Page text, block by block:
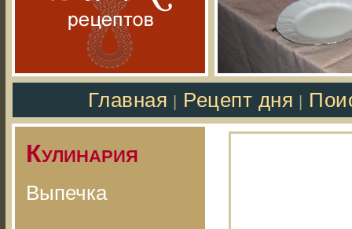
Главная Рецепт дня
Кулинария
Выпечка